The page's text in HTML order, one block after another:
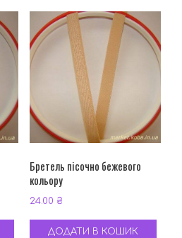
Бретель пісочно бежевого
кольору
24.00 ₴
ДОДАТИ В КОШИК